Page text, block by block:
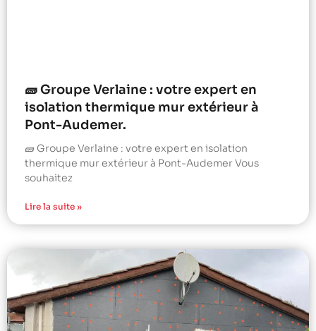
🧱 Groupe Verlaine : votre expert en
isolation thermique mur extérieur à
Pont-Audemer.
🧱 Groupe Verlaine : votre expert en isolation
thermique mur extérieur à Pont-Audemer Vous
souhaitez
Lire la suite »